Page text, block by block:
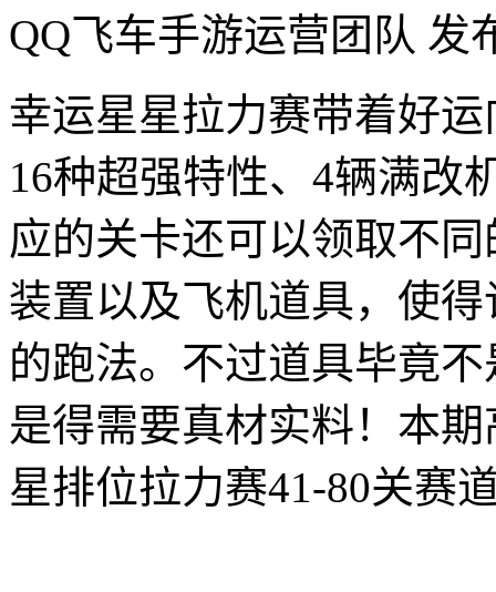
QQ飞车手游运营团队 发
幸运星星拉力赛带着好
16种超强特性、4辆满改
应的关卡还可以领取不
装置以及飞机道具，使
的跑法。不过道具毕竟
是得需要真材实料！本
星排位拉力赛41-80关赛